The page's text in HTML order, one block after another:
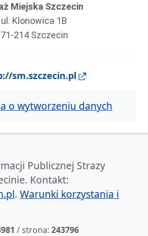
Miejska Szczecin
ul. Klonowica 1B
71-214 Szczecin
sm.szczecin.pl
o wytworzeniu danych
Publicznej Strazy
Kontakt:
. Warunki korzystania i
/ strona: 243796